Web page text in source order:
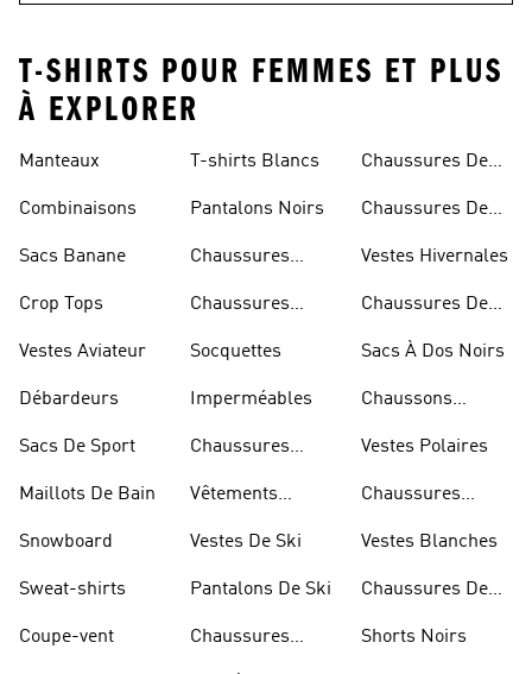
T-SHIRTS POUR FEMMES ET PLUS
À EXPLORER
Manteaux
Combinaisons
Sacs Banane
Crop Tops
Vestes Aviateur
Débardeurs
Sacs De Sport
Maillots De Bain
Snowboard
Sweat-shirts
Coupe-vent
T-shirts Blancs
Pantalons Noirs
Chaussures
Chaussures
Socquettes
Imperméables
Chaussures
Vêtements
Vestes De Ski
Pantalons De Ski
Chaussures
Chaussures De
Chaussures De
Vestes Hivernales
Chaussures De
Sacs À Dos Noirs
Chaussons
Vestes Polaires
Chaussures
Vestes Blanches
Chaussures De
Shorts Noirs